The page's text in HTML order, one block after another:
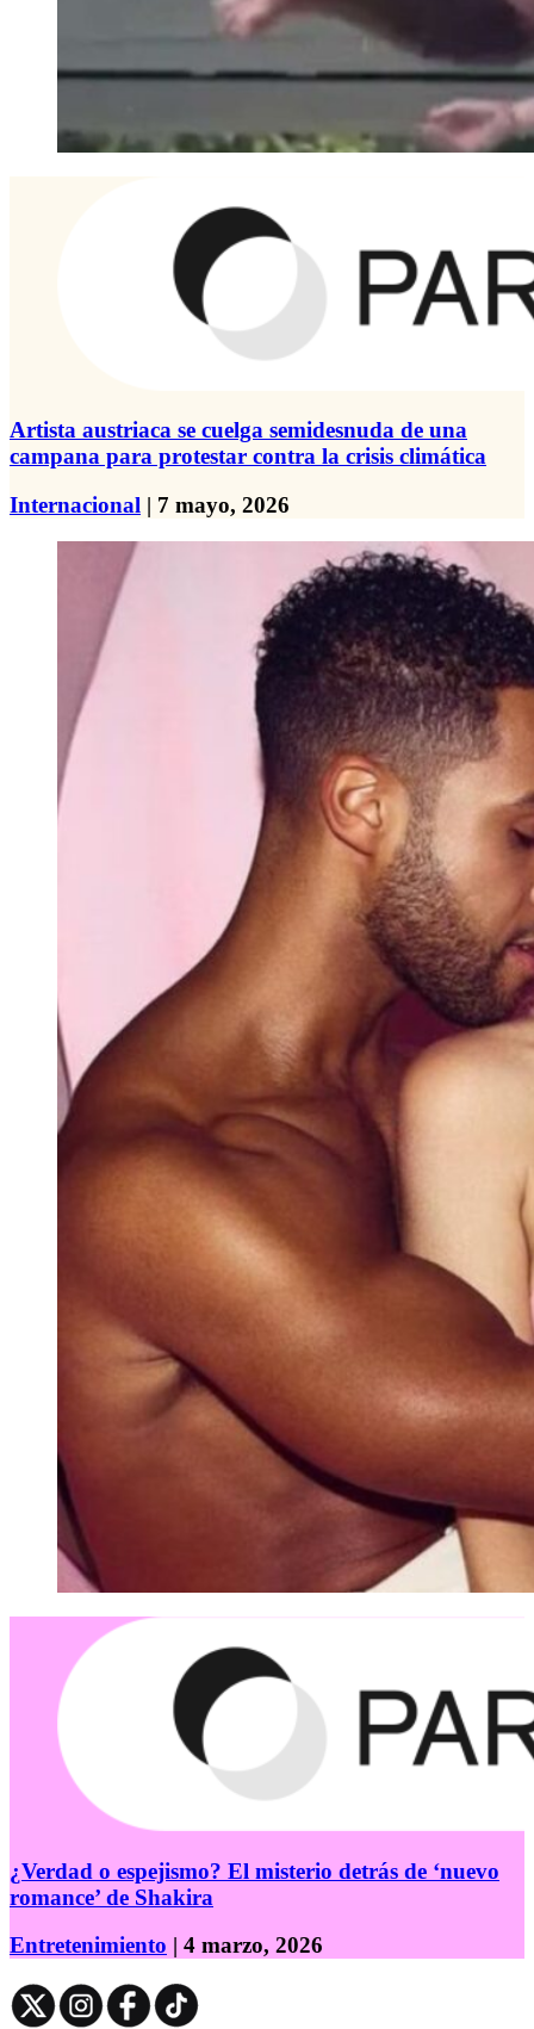
Artista austriaca se cuelga semidesnuda de una
campana para protestar contra la crisis climática
Internacional | 7 mayo, 2026
¿Verdad o espejismo? El misterio detrás de ‘nuevo
romance’ de Shakira
Entretenimiento | 4 marzo, 2026